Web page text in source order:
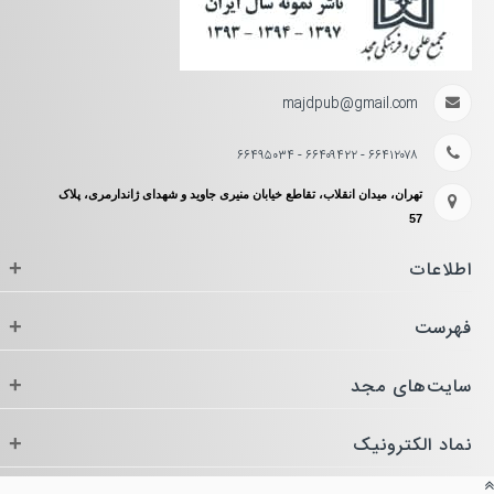
majdpub@gmail.com
۶۶۴۱۲۰۷۸ - ۶۶۴۰۹۴۲۲ - ۶۶۴۹۵۰۳۴
تهران، میدان انقلاب، تقاطع خیابان منیری جاوید و شهدای ژاندارمری، پلاک
57
اطلاعات +
فهرست +
سایت‌های مجد +
نماد الکترونیک +